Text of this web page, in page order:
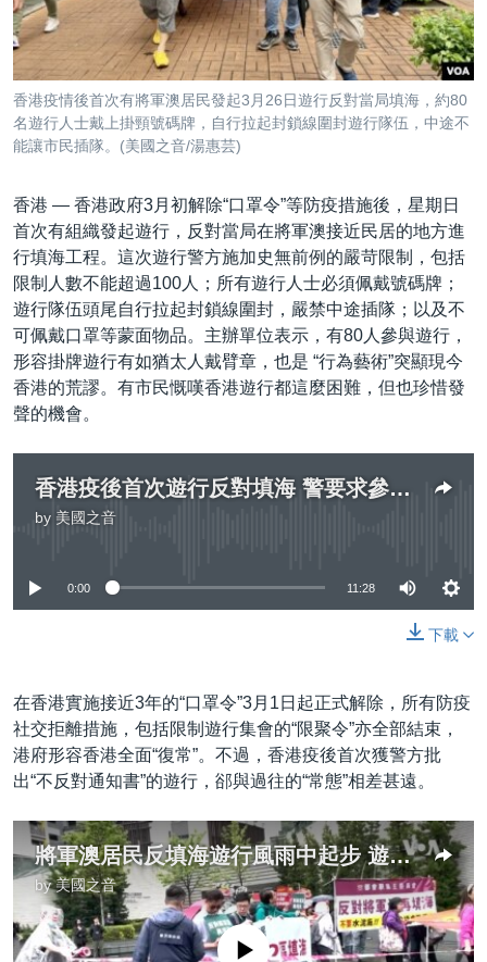
檢
索經貿
視頻
每日視頻新聞
VOA 60秒 (國際)
美國專訊
視頻存檔
YOUTUBE頻道
音頻
時事經緯
新聞音頻
海外港人
港人港心
美國透視
建國史話
廣播節目表
關注我們
其他語言網站
香港疫情後首次有將軍澳居民發起3月26日遊行反對當局填海，約80
名遊行人士戴上掛頸號碼牌，自行拉起封鎖線圍封遊行隊伍，中途不
能讓市民插隊。(美國之音/湯惠芸)
香港 — 香港政府3月初解除“口罩令”等防疫措施後，星期日
首次有組織發起遊行，反對當局在將軍澳接近民居的地方進
行填海工程。這次遊行警方施加史無前例的嚴苛限制，包括
限制人數不能超過100人；所有遊行人士必須佩戴號碼牌；
遊行隊伍頭尾自行拉起封鎖線圍封，嚴禁中途插隊；以及不
可佩戴口罩等蒙面物品。主辦單位表示，有80人參與遊行，
形容掛牌遊行有如猶太人戴臂章，也是 “行為藝術”突顯現今
香港的荒謬。有市民慨嘆香港遊行都這麼困難，但也珍惜發
聲的機會。
香港疫後首次遊行反對填海 警要求參加者掛號碼牌圍封鎖線 市民感難過
by 美國之音
0:00 11:28
下載
在香港實施接近3年的“口罩令”3月1日起正式解除，所有防疫
社交拒離措施，包括限制遊行集會的“限聚令”亦全部結束，
港府形容香港全面“復常”。不過，香港疫後首次獲警方批
出“不反對通知書”的遊行，郤與過往的“常態”相差甚遠。
將軍澳居民反填海遊行風雨中起步 遊行人士自行圍封鎖線
by美國之音
No media source currently available